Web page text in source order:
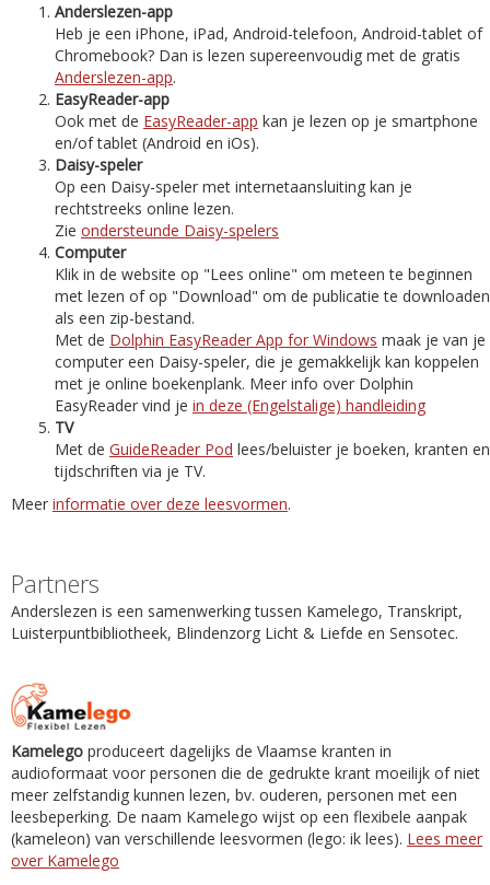
Anderslezen-app
Heb je een iPhone, iPad, Android-telefoon, Android-tablet of
Chromebook? Dan is lezen supereenvoudig met de gratis
Anderslezen-app.
EasyReader-app
Ook met de EasyReader-app kan je lezen op je smartphone
en/of tablet (Android en iOs).
Daisy-speler
Op een Daisy-speler met internetaansluiting kan je
rechtstreeks online lezen.
Zie ondersteunde Daisy-spelers
Computer
Klik in de website op "Lees online" om meteen te beginnen
met lezen of op "Download" om de publicatie te downloaden
als een zip-bestand.
Met de Dolphin EasyReader App for Windows maak je van je
computer een Daisy-speler, die je gemakkelijk kan koppelen
met je online boekenplank. Meer info over Dolphin
EasyReader vind je in deze (Engelstalige) handleiding
TV
Met de GuideReader Pod lees/beluister je boeken, kranten en
tijdschriften via je TV.
Meer informatie over deze leesvormen.
Partners
Anderslezen is een samenwerking tussen Kamelego, Transkript,
Luisterpuntbibliotheek, Blindenzorg Licht & Liefde en Sensotec.
Kamelego produceert dagelijks de Vlaamse kranten in
audioformaat voor personen die de gedrukte krant moeilijk of niet
meer zelfstandig kunnen lezen, bv. ouderen, personen met een
leesbeperking. De naam Kamelego wijst op een flexibele aanpak
(kameleon) van verschillende leesvormen (lego: ik lees). Lees meer
over Kamelego